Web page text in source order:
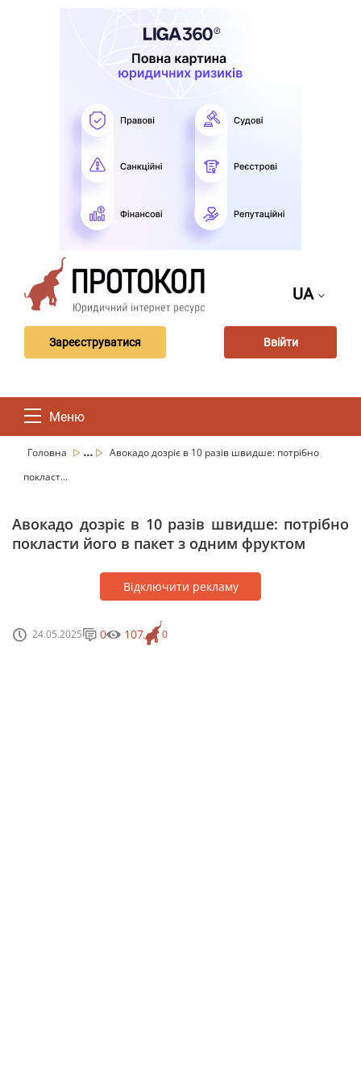
UA
Зареєструватися Ввійти
Меню
Головна ...
Авокадо дозріє в 10 разів швидше: потрібно
покласт...
Авокадо дозріє в 10 разів швидше: потрібно
покласти його в пакет з одним фруктом
Відключити рекламу
24.05.2025 0
0 107